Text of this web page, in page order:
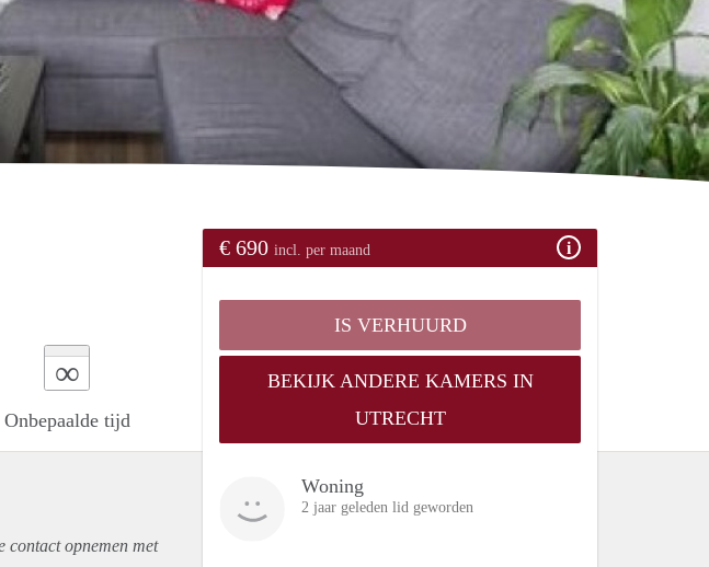
∞
Onbepaalde tijd
€ 690 incl. per maand
IS VERHUURD
BEKIJK ANDERE KAMERS IN
UTRECHT
Woning
2 jaar geleden lid geworden
contact opnemen met